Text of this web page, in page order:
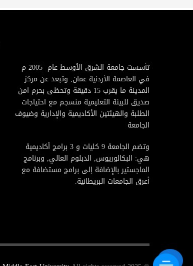
تأسست جامعة الشرق الأوسط عام 2005 م
في العاصمة الأردنية عمان, وتبعد عن مركز
المدينة ما يقرب 15 دقيقة وتحظى بحرم امن
صديق للبيئة التعليمية منسجم مع احتياجات
الطلبة والهيئتين الأكاديمية والإدارية وضيوف
الجامعة
وتضم الجامعة 9 كليات و 3 برامج أكاديمية
هي: البكالوريوس, الدبلوم العالي, وبرنامج
الماجستير بالإضافة إلى برامج مستضافة مع
أعرق الجامعات البريطانية.